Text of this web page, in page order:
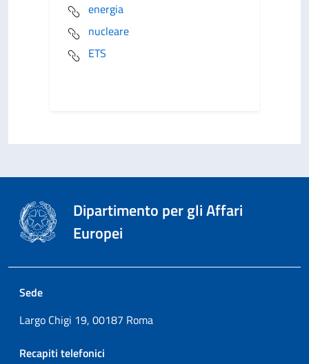
energia
nucleare
ETS
Dipartimento per gli Affari
Europei
Sede
Largo Chigi 19, 00187 Roma
Recapiti telefonici